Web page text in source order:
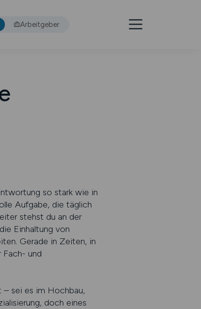
Arbeitgeber
so stark wie in
Aufgabe, die täglich
stehst du an der
Einhaltung von
Gerade in Zeiten, in
und
– sei es im Hochbau,
doch eines